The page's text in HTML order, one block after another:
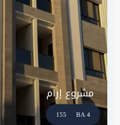
مشروع إرام
4 BA
155